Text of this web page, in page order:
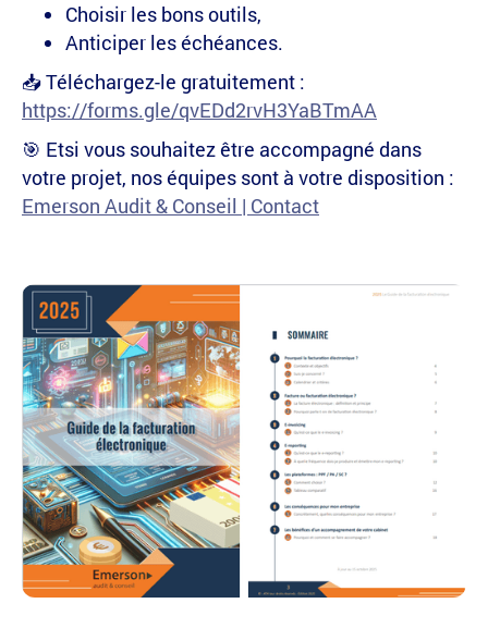
Choisir les bons outils,
Anticiper les échéances.
📥 Téléchargez-le gratuitement :
https://forms.gle/qvEDd2rvH3YaBTmAA
🎯 Etsi vous souhaitez être accompagné dans
votre projet, nos équipes sont à votre disposition :
Emerson Audit & Conseil | Contact